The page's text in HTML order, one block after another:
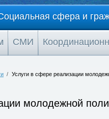
сфера и
СМИ
/ Услуги в сфере реализации
молодежной